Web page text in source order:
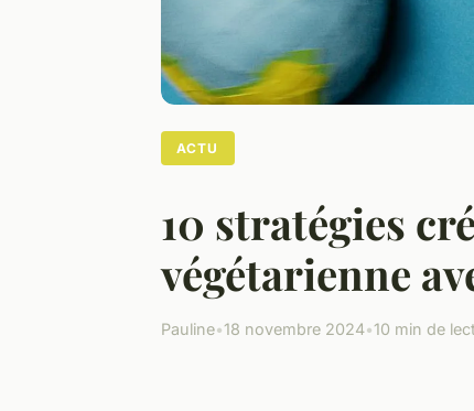
ACTU
10 stratégies
végétarienne
Pauline•18 novembre 2024•10 min de